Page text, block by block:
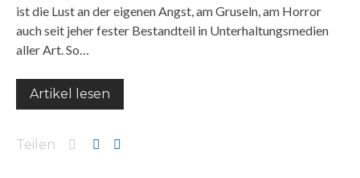
ist die Lust an der eigenen Angst, am Gruseln, am Horror
auch seit jeher fester Bestandteil in Unterhaltungsmedien
aller Art. So…
Artikel lesen
Teilen